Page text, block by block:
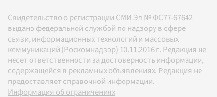
Свидетельство о регистрации СМИ Эл № ФС77-67642
выдано федеральной службой по надзору в сфере
связи, информационных технологий и массовых
коммуникаций (Роскомнадзор) 10.11.2016 г. Редакция не
несет ответственности за достоверность информации,
содержащейся в рекламных объявлениях. Редакция не
предоставляет справочной информации.
Информация об ограничениях